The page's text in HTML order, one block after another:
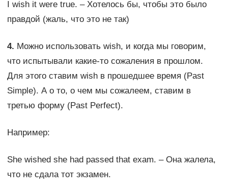
I wish it were true. – Хотелось бы, чтобы это было
правдой (жаль, что это не так)
4. Можно использовать wish, и когда мы говорим,
что испытывали какие-то сожаления в прошлом.
Для этого ставим wish в прошедшее время (Past
Simple). А о то, о чем мы сожалеем, ставим в
третью форму (Past Perfect).
Например:
She wished she had passed that exam. – Она жалела,
что не сдала тот экзамен.